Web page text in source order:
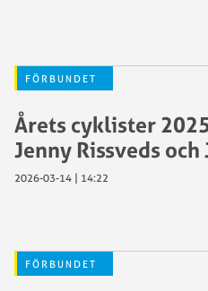
FÖRBUNDET
Årets cyklister
Jenny Rissveds
2026-03-14 | 14:22
FÖRBUNDET